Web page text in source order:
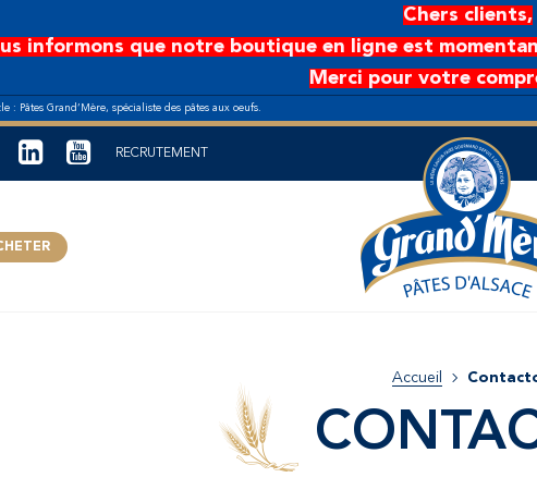
Chers clients,
informons que notre boutique en ligne est
Merci pour votre
: Pâtes Grand’Mère, spécialiste des pâtes aux oeufs.
RECRUTEMENT
Accueil